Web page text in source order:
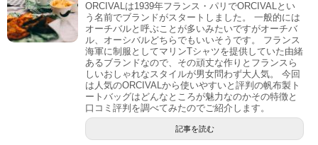
ORCIVALは1939年フランス・パリでORCIVALとい
う名前でブランドがスタートしました。 一般的には
オーチバルと呼ぶことが多いみたいですがオーチバ
ル、オーシバルどちらでもいいそうです。 フランス
海軍に制服としてマリンTシャツを提供していた由緒
あるブランドなので、その頑丈な作りとフランスら
しいおしゃれなスタイルが男女問わず大人気。 今回
は人気のORCIVALから使いやすいと評判の帆布製ト
ートバッグはどんなところが魅力なのかその特徴と
口コミ評判を調べてみたのでご紹介します。
記事を読む